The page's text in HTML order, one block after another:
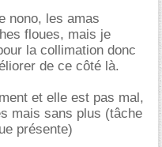
nono, les amas
floues, mais je
la collimation donc
de ce côté là.
et elle est pas mal,
mais sans plus (tâche
présente)